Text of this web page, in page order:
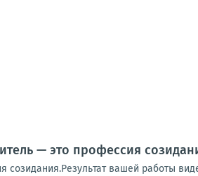
— это профессия
созидания.Результат вашей работы